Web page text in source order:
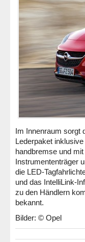
Im Innenraum sorgt
Lederpaket
handbremse und
Instrumententräger
die LED-
und das IntelliLink-
zu den Händlern
bekannt.
Bilder: © Opel